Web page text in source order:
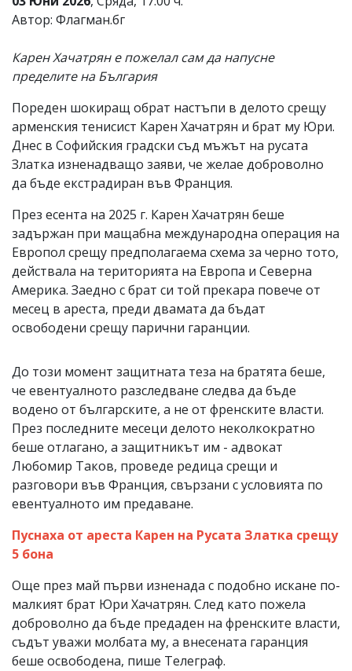
и
не
носи
отговорност
тях!
Ако
откриете
обиден
за
вас
коментар,
моля
сигнализирайте
ни!
Автор: Флагман.бг
Карен Хачатрян е пожелал сам да напусне
пределите на България
Пореден шокиращ обрат настъпи в делото срещу
арменския тенисист Карен Хачатрян и брат му Юри.
Днес в Софийския градски съд мъжът на русата
Златка изненадващо заяви, че желае доброволно
да бъде екстрадиран във Франция.
През есента на 2025 г. Карен Хачатрян беше
задържан при мащабна международна операция на
Европол срещу предполагаема схема за черно тото,
действала на територията на Европа и Северна
Америка. Заедно с брат си той прекара повече от
месец в ареста, преди двамата да бъдат
освободени срещу парични гаранции.
До този момент защитната теза на братята беше,
че евентуалното разследване следва да бъде
водено от българските, а не от френските власти.
През последните месеци делото неколкократно
беше отлагано, а защитникът им - адвокат
Любомир Таков, проведе редица срещи и
разговори във Франция, свързани с условията по
евентуалното им предаване.
Пуснаха от ареста Карен на Русата Златка срещу
5 бона
Още през май първи изненада с подобно искане по-
малкият брат Юри Хачатрян. След като пожела
доброволно да бъде предаден на френските власти,
съдът уважи молбата му, а внесената гаранция
беше освободена, пише Телеграф.